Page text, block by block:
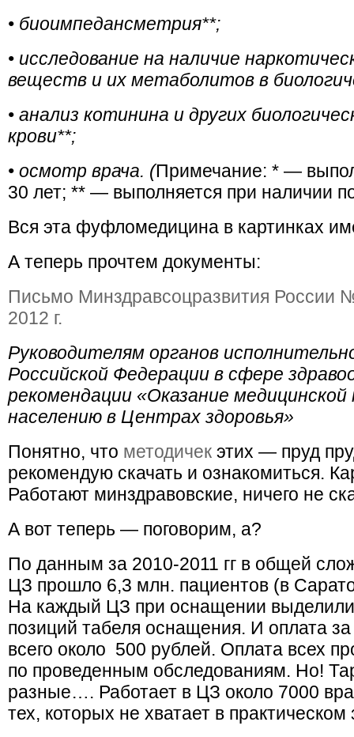
• биоимпедансметрия**;
• исследование на наличие
веществ и их метаболитов в
• анализ котинина и других
крови**;
• осмотр врача. (Примечание: * —
30 лет; ** — выполняется при наличии
Вся эта фуфломедицина в картинках
А теперь прочтем документы:
Письмо Минздравсоцразвития России
2012 г.
Руководителям органов
Российской Федерации в сфере
рекомендации «Оказание
населению в Центрах здоровья»
Понятно, что методичек этих — пруд
рекомендую скачать и ознакомиться.
Работают минздравовские, ничего не
А вот теперь — поговорим, а?
По данным за 2010-2011 гг в общей
ЦЗ прошло 6,3 млн. пациентов (в
На каждый ЦЗ при оснащении
позиций табеля оснащения. И оплата
всего около 500 рублей. Оплата всех
по проведенным обследованиям. Но!
разные…. Работает в ЦЗ около 7000
тех, которых не хватает в